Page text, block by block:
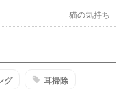
猫の気持ち
グ 耳掃除